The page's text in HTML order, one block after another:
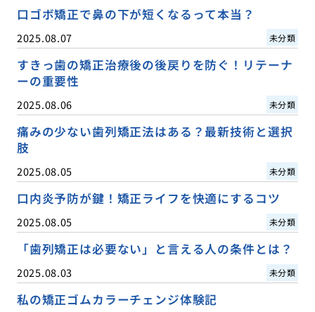
口ゴボ矯正で鼻の下が短くなるって本当？
2025.08.07 未分類
すきっ歯の矯正治療後の後戻りを防ぐ！リテーナ
ーの重要性
2025.08.06 未分類
痛みの少ない歯列矯正法はある？最新技術と選択
肢
2025.08.05 未分類
口内炎予防が鍵！矯正ライフを快適にするコツ
2025.08.05 未分類
「歯列矯正は必要ない」と言える人の条件とは？
2025.08.03 未分類
私の矯正ゴムカラーチェンジ体験記